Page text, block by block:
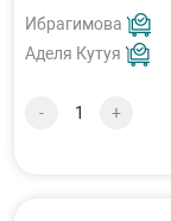
Ибрагимова
Аделя Кутуя
- +